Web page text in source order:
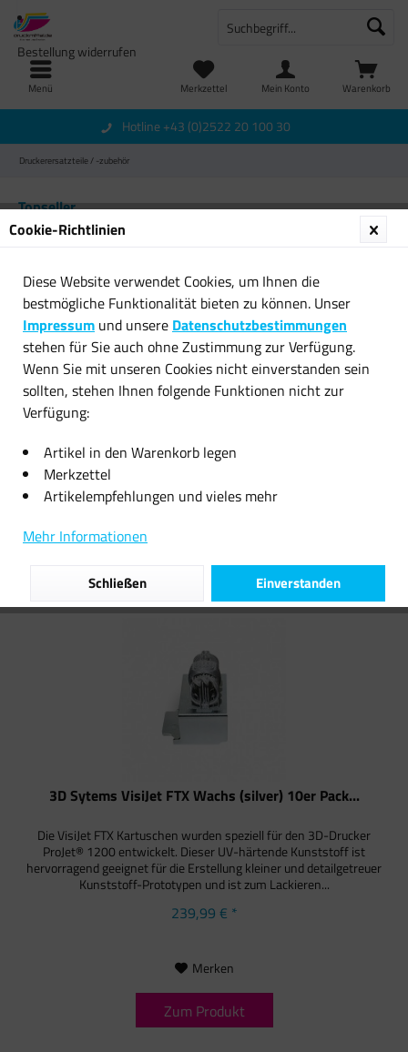
Menü Warenkorb
Merkzettel
Bestellung widerrufen
Mein Konto
Hotline +43 (0)2522 20 100 30
Druckerersatzteile / -zubehör
Topseller
3D Sytems VisiJet FTX Wachs
239,99 € *
ABS Filament schwarz 1.75
Filtern
3D Sytems VisiJet FTX Wachs (silver) 10er Pack...
Die VisiJet FTX Kartuschen wurden speziell für den 3D-Drucker
ProJet® 1200 entwickelt. Dieser UV-härtende Kunststoff ist
hervorragend geeignet für die Erstellung kleiner und detailgetreuer
Kunststoff-Prototypen und ist zum Lackieren...
239,99 € *
Merken
Zum Produkt
Cookie-Richtlinien
Diese Website verwendet Cookies, um Ihnen die
bestmögliche Funktionalität bieten zu können. Unser
Impressum und unsere Datenschutzbestimmungen
stehen für Sie auch ohne Zustimmung zur Verfügung.
Wenn Sie mit unseren Cookies nicht einverstanden sein
sollten, stehen Ihnen folgende Funktionen nicht zur
Verfügung:
Artikel in den Warenkorb legen
Merkzettel
Artikelempfehlungen und vieles mehr
Mehr Informationen
Einverstanden
Schließen